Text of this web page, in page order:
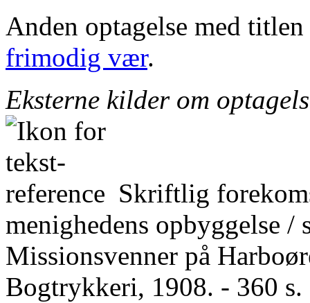
Anden optagelse med titlen
frimodig vær.
Eksterne kilder om
Skriftlig
menighedens opbyggelse /
Missionsvenner på
Bogtrykkeri, 1908. - 360 s.